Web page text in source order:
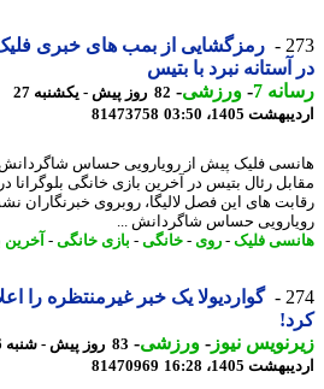
رمزگشایی از بمب های خبری فلیک
نبرد با بتیس
7
-ورزشی-
82 روز پیش - یکشنبه 27
1405، 03:50
81473758
فلیک پیش از رویارویی حساس شاگردانش
رئال بتیس در آخرین بازی خانگی بلوگرانا در
های این فصل لالیگا، روبروی خبرنگاران
حساس شاگردانش ...
فلیک-روی -خانگی-بازی خانگی-آخرین بازی
گواردیولا یک خبر غیرمنتظره را اعلام
نیوز-ورزشی-
83 روز پیش - شنبه 26
1405، 16:28
81470969